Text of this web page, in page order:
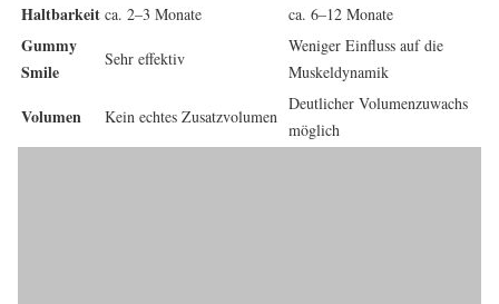
Haltbarkeit ca. 2–3 Monate ca. 6–12 Monate
Gummy
Smile
Sehr effektiv
Weniger Einfluss auf die
Muskeldynamik
Volumen Kein echtes Zusatzvolumen
Deutlicher Volumenzuwachs
möglich